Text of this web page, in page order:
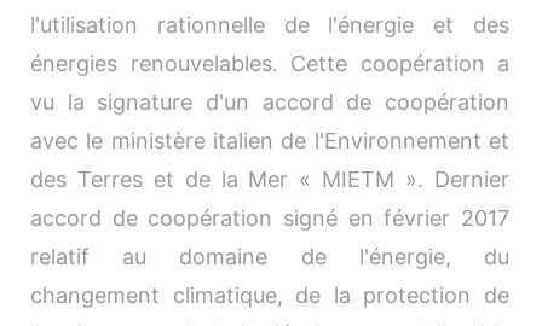
l'utilisation rationnelle de l'énergie et des
énergies renouvelables. Cette coopération a
vu la signature d'un accord de coopération
avec le ministère italien de l'Environnement et
des Terres et de la Mer « MIETM ». Dernier
accord de coopération signé en février 2017
relatif au domaine de l'énergie, du
changement climatique, de la protection de